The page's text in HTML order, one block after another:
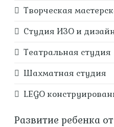
Творческая
Студия ИЗО и
Театральная студия
Шахматная студия
LEGO
Развитие ребенка